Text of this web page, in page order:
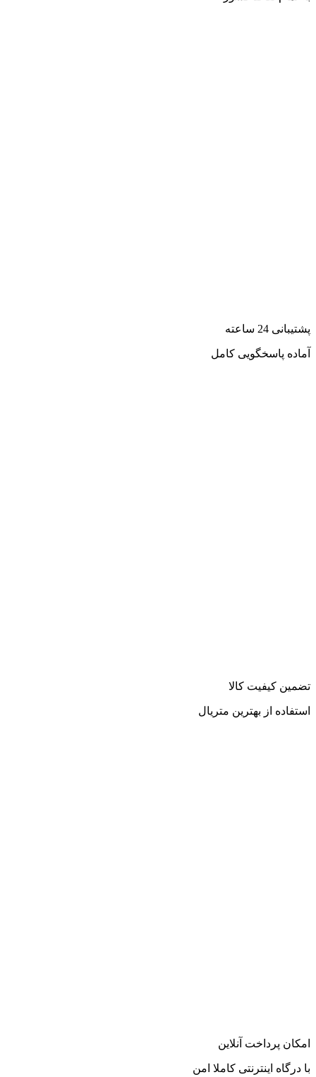
پشتیبانی 24 ساعته
آماده پاسخگویی کامل
تضمین کیفیت کالا
استفاده از بهترین متریال
امکان پرداخت آنلاین
با درگاه اینترنتی کاملا امن